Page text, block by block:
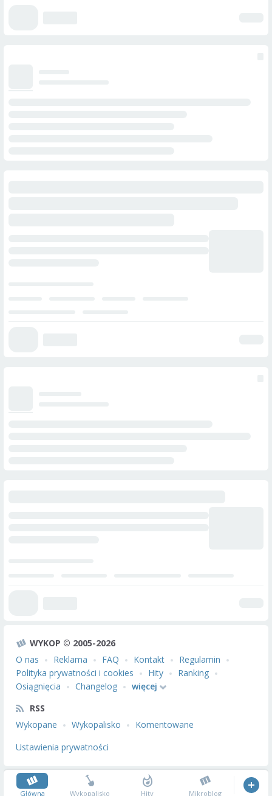
WYKOP © 2005-2026
O nas
Reklama FAQ Kontakt
Regulamin
Polityka prywatności i cookies
Hity
Ranking
Osiągnięcia
Changelog
więcej
RSS
Wykopane
Wykopalisko
Komentowane
Ustawienia prywatności
Główna Wykopalisko Hity Mikroblog